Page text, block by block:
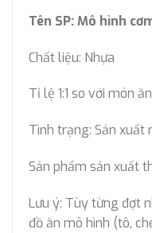
Tên SP: Mô hình
Chất liệu: Nhựa
Tỉ lệ 1:1 so với món
Tình trạng: Sản xuất
Sản phẩm sản xuất
Lưu ý: Tùy từng đợt
đồ ăn mô hình (tô,